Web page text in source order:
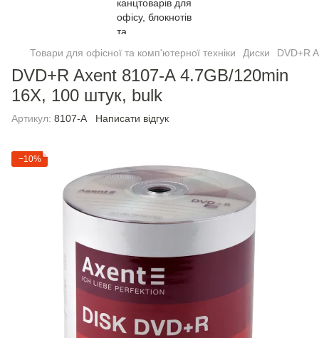
Товари для офісної та комп'ютерної техніки Диски DVD+R
DVD+R Axent 8107-A 4.7GB/120min
16X, 100 штук, bulk
Артикул: 8107-A Написати відгук
−10%